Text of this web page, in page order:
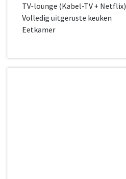
TV-lounge (Kabel-TV + Netflix)
Volledig uitgeruste keuken
Eetkamer